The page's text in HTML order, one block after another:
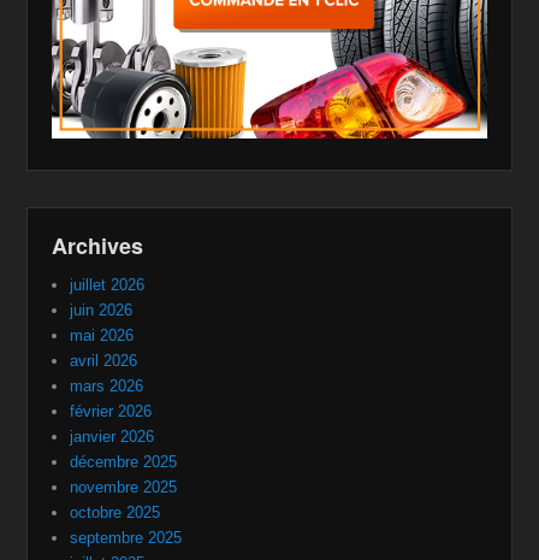
Archives
juillet 2026
juin 2026
mai 2026
avril 2026
mars 2026
février 2026
janvier 2026
décembre 2025
novembre 2025
octobre 2025
septembre 2025